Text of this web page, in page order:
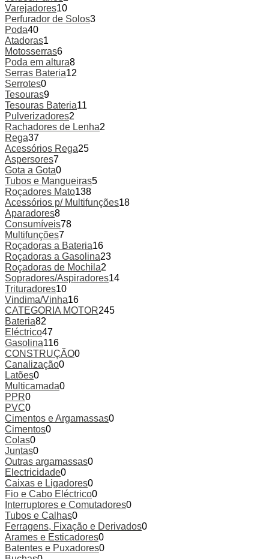
Varejadores10
Perfurador de Solos3
Poda40
Atadoras1
Motosserras6
Poda em altura8
Serras Bateria12
Serrotes0
Tesouras9
Tesouras Bateria11
Pulverizadores2
Rachadores de Lenha2
Rega37
Acessórios Rega25
Aspersores7
Gota a Gota0
Tubos e Mangueiras5
Roçadores Mato138
Acessórios p/ Multifunções18
Aparadores8
Consumíveis78
Multifunções7
Roçadoras a Bateria16
Roçadoras a Gasolina23
Roçadoras de Mochila2
Sopradores/Aspiradores14
Trituradores10
Vindima/Vinha16
CATEGORIA MOTOR245
Bateria82
Eléctrico47
Gasolina116
CONSTRUÇÃO0
Canalização0
Latões0
Multicamada0
PPR0
PVC0
Cimentos e Argamassas0
Cimentos0
Colas0
Juntas0
Outras argamassas0
Electricidade0
Caixas e Ligadores0
Fio e Cabo Eléctrico0
Interruptores e Comutadores0
Tubos e Calhas0
Ferragens, Fixação e Derivados0
Arames e Esticadores0
Batentes e Puxadores0